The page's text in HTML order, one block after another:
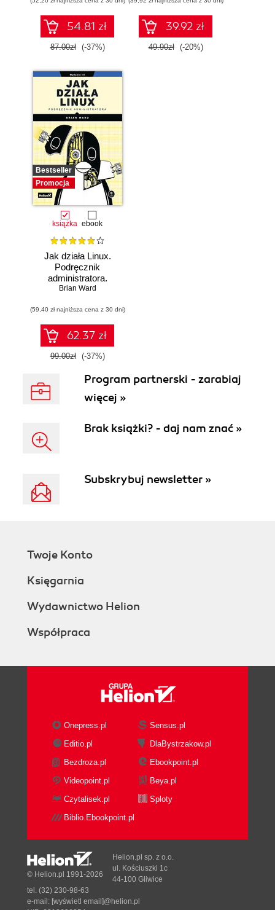
54.81 zł
87.00zł (-37%)
39.92 zł
49.90zł (-20%)
Bestseller
Promocja
książka ebook
Jak działa Linux.
Podręcznik
administratora.
Wydanie III
Brian Ward
(59,40 zł najniższa cena z 30 dni)
62.37 zł
99.00zł (-37%)
Program partnerski - zarabiaj
więcej »
Brak książki? - daj nam znać »
Subskrybuj newsletter »
Twoje Konto
Księgarnia
Wydawnictwo Helion
Współpraca
Onepress.pl
Sensus.pl
Editio.pl
DlaBystrzakow.pl
Bezdroza.pl
Ebookpoint.pl
Videopoint.pl
Beya.pl
Czytalisek.pl
Sploty
Biblio.Ebookpoint.pl
© Helion.pl 1991-2026
Helion.pl sp. z o.o.
ul. Kościuszki 1c
44-100 Gliwice
tel. (32) 230-98-63
e-mail: [wyświetl email]@helion.pl